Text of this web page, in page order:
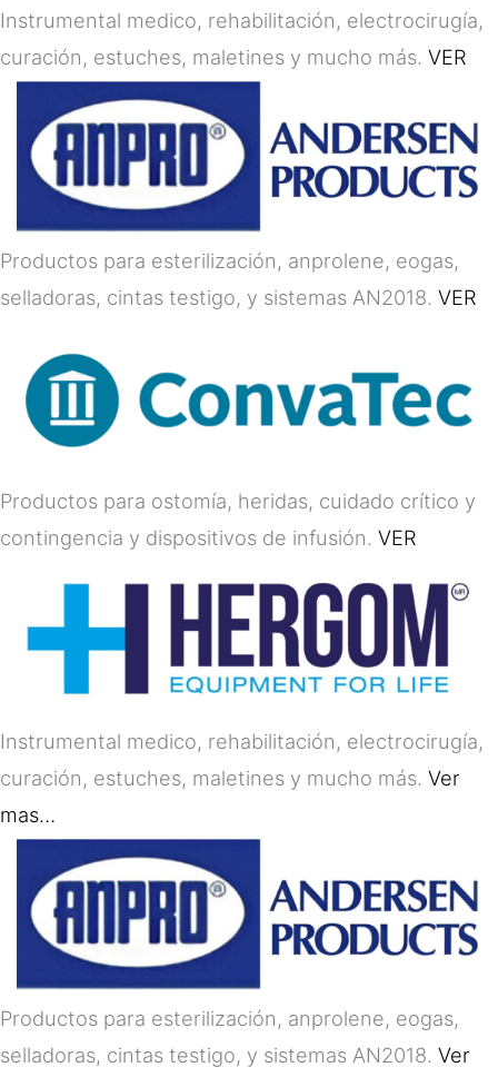
Instrumental medico, rehabilitación, electrocirugía,
curación, estuches, maletines y mucho más. VER
Productos para esterilización, anprolene, eogas,
selladoras, cintas testigo, y sistemas AN2018. VER
Productos para ostomía, heridas, cuidado crítico y
contingencia y dispositivos de infusión. VER
Instrumental medico, rehabilitación, electrocirugía,
curación, estuches, maletines y mucho más. Ver
mas…
Productos para esterilización, anprolene, eogas,
selladoras, cintas testigo, y sistemas AN2018. Ver